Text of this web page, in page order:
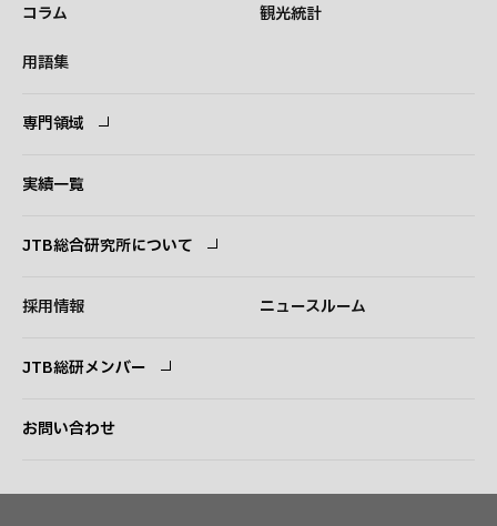
コラム 観光統計
用語集
専門領域
実績一覧
JTB総合研究所について
採用情報 ニュースルーム
JTB総研メンバー
お問い合わせ